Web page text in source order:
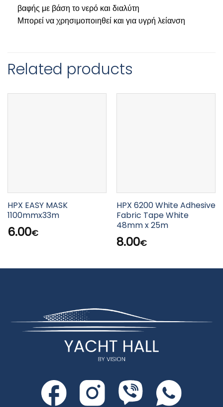
βαφής με βάση το νερό και διαλύτη
Μπορεί να χρησιμοποιηθεί και για υγρή λείανση
Related products
HPX EASY MASK
1100mmx33m
6.00€
HPX 6200 White Adhesive
Fabric Tape White
48mm x 25m
8.00€